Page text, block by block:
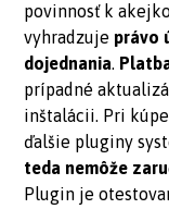
povinnosť k
vyhradzuje právo
dojednania.
prípadné
inštalácii. Pri
ďalšie pluginy
teda nemôže
Plugin je